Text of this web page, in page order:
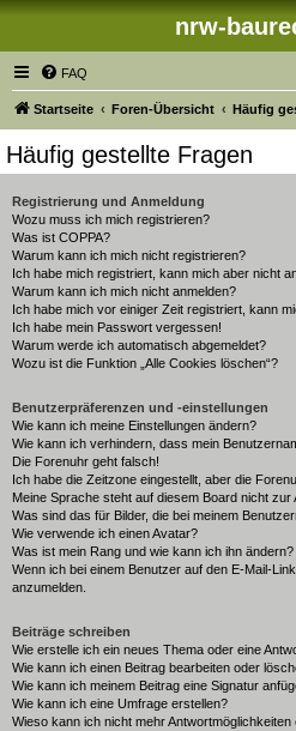
nrw-
FAQ
Startseite Foren-Übersicht Häufig
Häufig gestellte Fragen
Registrierung und Anmeldung
Wozu muss ich mich registrieren?
Was ist COPPA?
Warum kann ich mich nicht registrieren?
Ich habe mich registriert, kann mich aber nicht
Warum kann ich mich nicht anmelden?
Ich habe mich vor einiger Zeit registriert, kann
Ich habe mein Passwort vergessen!
Warum werde ich automatisch abgemeldet?
Wozu ist die Funktion „Alle Cookies löschen“?
Benutzerpräferenzen und -einstellungen
Wie kann ich meine Einstellungen ändern?
Wie kann ich verhindern, dass mein
Die Forenuhr geht falsch!
Ich habe die Zeitzone eingestellt, aber die
Meine Sprache steht auf diesem Board nicht zur
Was sind das für Bilder, die bei meinem
Wie verwende ich einen Avatar?
Was ist mein Rang und wie kann ich ihn ändern?
Wenn ich bei einem Benutzer auf den E-Mail-
anzumelden.
Beiträge schreiben
Wie erstelle ich ein neues Thema oder eine
Wie kann ich einen Beitrag bearbeiten oder
Wie kann ich meinem Beitrag eine Signatur
Wie kann ich eine Umfrage erstellen?
Wieso kann ich nicht mehr Antwortmöglichkeiten